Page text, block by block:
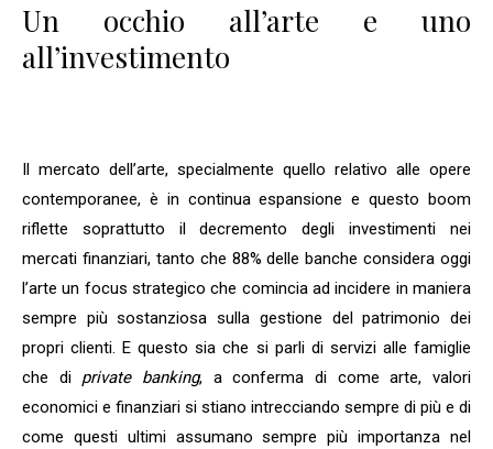
Un occhio all’arte e uno
all’investimento
Il mercato dell’arte, specialmente quello relativo alle opere
contemporanee, è in continua espansione e questo boom
riflette soprattutto il decremento degli investimenti nei
mercati finanziari, tanto che 88% delle banche considera oggi
l’arte un focus strategico che comincia ad incidere in maniera
sempre più sostanziosa sulla gestione del patrimonio dei
propri clienti. E questo sia che si parli di servizi alle famiglie
che di private banking, a conferma di come arte, valori
economici e finanziari si stiano intrecciando sempre di più e di
come questi ultimi assumano sempre più importanza nel